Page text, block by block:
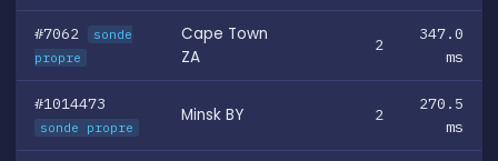
#7062
sonde
propre
Cape Town
ZA
2
347.0
ms
#1014473
sonde propre
Minsk BY 2
270.5
ms